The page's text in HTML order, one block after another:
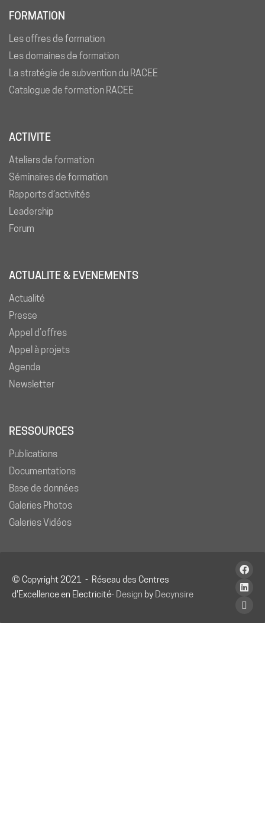
FORMATION
Les offres de formation
Les domaines de formation
La stratégie de subvention du RACEE
Catalogue de formation RACEE
ACTIVITE
Ateliers de formation
Séminaires de formation
Rapports d’activités
Leadership
Forum
ACTUALITE & EVENEMENTS
Actualité
Presse
Appel d’offres
Appel à projets
Agenda
Newsletter
RESSOURCES
Publications
Documentations
Base de données
Galeries Photos
Galeries Vidéos
© Copyright 2021 - Réseau des Centres
d'Excellence en Electricité- Design by Decynsire